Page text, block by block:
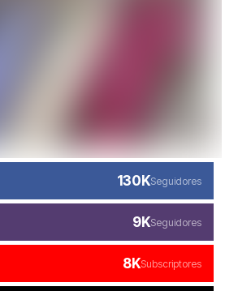
130KSeguidores
9KSeguidores
8KSubscriptores